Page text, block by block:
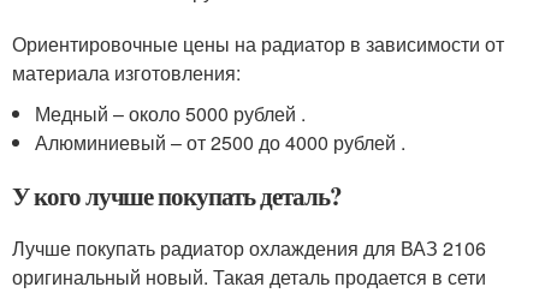
Ориентировочные цены на радиатор в зависимости от
материала изготовления:
Медный – около 5000 рублей .
Алюминиевый – от 2500 до 4000 рублей .
У кого лучше покупать деталь?
Лучше покупать радиатор охлаждения для ВАЗ 2106
оригинальный новый. Такая деталь продается в сети